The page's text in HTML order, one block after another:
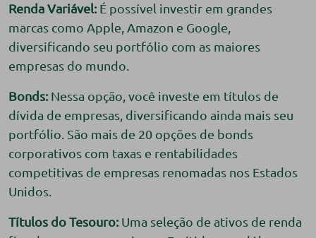
Renda Variável: É possível investir em grandes
marcas como Apple, Amazon e Google,
diversificando seu portfólio com as maiores
empresas do mundo.
Bonds: Nessa opção, você investe em títulos de
dívida de empresas, diversificando ainda mais seu
portfólio. São mais de 20 opções de bonds
corporativos com taxas e rentabilidades
competitivas de empresas renomadas nos Estados
Unidos.
Títulos do Tesouro: Uma seleção de ativos de renda